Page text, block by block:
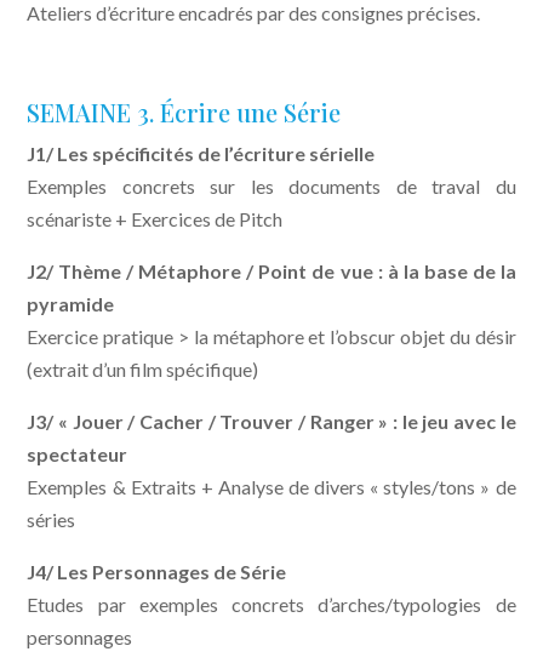
Ateliers d’écriture encadrés par des consignes précises.
SEMAINE 3. Écrire une Série
J1/ Les spécificités de l’écriture sérielle
Exemples concrets sur les documents de traval du
scénariste + Exercices de Pitch
J2/ Thème / Métaphore / Point de vue : à la base de la
pyramide
Exercice pratique > la métaphore et l’obscur objet du désir
(extrait d’un film spécifique)
J3/ « Jouer / Cacher / Trouver / Ranger » : le jeu avec le
spectateur
Exemples & Extraits + Analyse de divers « styles/tons » de
séries
J4/ Les Personnages de Série
Etudes par exemples concrets d’arches/typologies de
personnages